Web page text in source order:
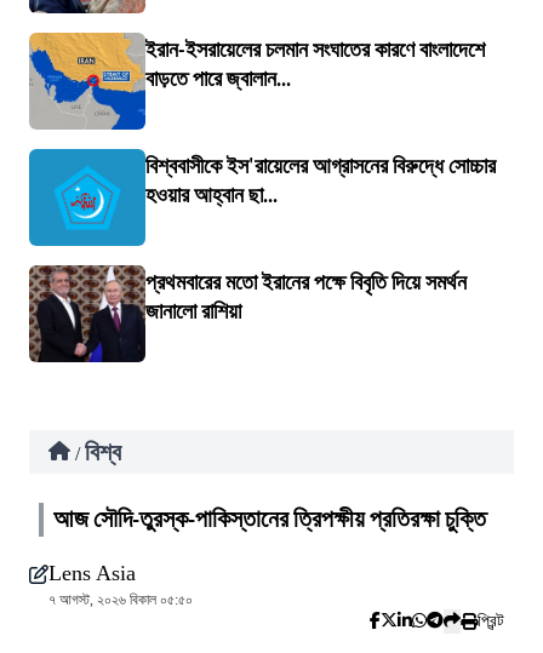
ইরান-ইসরায়েলের চলমান সংঘাতের কারণে বাংলাদেশে
বাড়তে পারে জ্বালান...
বিশ্ববাসীকে ইস'রায়েলের আগ্রাসনের বিরুদ্ধে সোচ্চার
হওয়ার আহ্বান ছা...
প্রথমবারের মতো ইরানের পক্ষে বিবৃতি দিয়ে সমর্থন
জানালো রাশিয়া
/ বিশ্ব
আজ সৌদি-তুরস্ক-পাকিস্তানের ত্রিপক্ষীয় প্রতিরক্ষা চুক্তি
Lens Asia
৭ আগস্ট, ২০২৬ বিকাল ০৫:৫০
প্রিন্ট